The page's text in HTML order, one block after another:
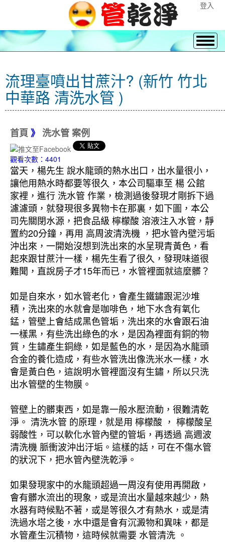
登入
流理臺噴出甘蔗汁? (新竹 竹北
中華路 清洗水管 )
首頁 》 洗水管 案例
觀看次數：4401
當天，楊先生 說水龍頭的熱水出口，出水量很小，
讓他用熱水時都要等很久，本公司驅車至 楊 公館
家裡，進行 洗水管 作業，檢測過後發現才剛拆下過
濾濾頭，就發現很多異物卡在那裏，如下圖，本公
司先關閉水源，把食品級 檸檬酸 溶液注入水管，靜
置約20分鐘，再用 高周波清洗機 ，把水管內壁污垢
沖出來，一開始沒想到洗出來的水呈現青黃色，看
起來跟甘蔗汁一樣，楊先生看了很久，發現味道很
難聞，直說房子才15年而已，水管裡面就這麼髒？
如是自來水，如水管老化，會產生鐵鏽跟泥沙堆
積，洗出來的水就會是咖啡色，地下水含有氧化
錳，管壁上會結成黑色管垢，洗出來的水會跟石油
一樣黑，有些洗出綠色的水，是因為裡面有銅的物
質，生鏽產生銅綠，如是藍色的水，是因為水龍頭
合金的養化造成，有些水管洗出像洗米水一樣，水
會是黃白色，這說明水管裡面沒有生鏽，所以只洗
出水管壁的生物膜。
管壁上的髒東西，如是靠一般水壓流動，很難清乾
淨。 清洗水管 的原理，就是用 檸檬酸 ， 檸檬酸呈
弱酸性，可以軟化水管內壁的管垢，再透過 高週波
清洗機 脈衝波沖出汙垢。這樣的話，可在不傷水管
的狀況下，把水管內壁洗乾淨。
如果發現家中的水龍頭超過一周沒有使用再開啟，
會有髒水流出的現象，或是流出水量越來越少，熱
水器有時候點不著，或是等很久才有熱水，或是清
洗過水塔之後，水中還是會有沉澱物和異味，都是
水管產生沉積物，這時候就需要 水管清洗 。